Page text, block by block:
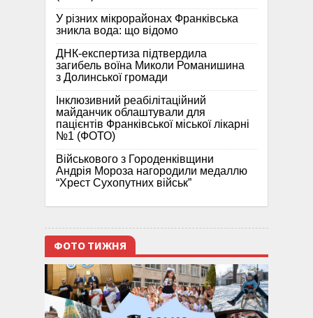
У різних мікрорайонах Франківська
зникла вода: що відомо
ДНК-експертиза підтвердила
загибель воїна Миколи Романишина
з Долинської громади
Інклюзивний реабілітаційний
майданчик облаштували для
пацієнтів Франківської міської лікарні
№1 (ФОТО)
Військового з Городенківщини
Андрія Мороза нагородили медаллю
“Хрест Сухопутних військ”
ФОТО ТИЖНЯ